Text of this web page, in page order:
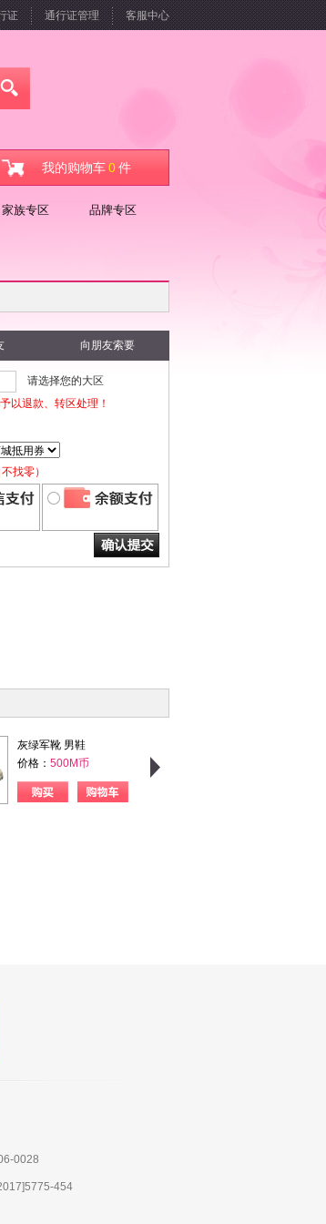
证 通行证管理 客服中心
我的购物车0件
家族专区
品牌专区
向朋友索要
请选择您的大区
以退款、转区处理！
找零）
灰绿军靴 男鞋
价格： 500M币
0028
454